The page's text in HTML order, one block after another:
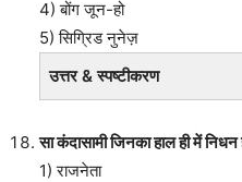
4) बोंग जून-हो
5) सिग्रिड नुनेज़
उत्तर & स्पष्टीकरण
सा कंदासामी जिनका हाल ही में
1) राजनेता